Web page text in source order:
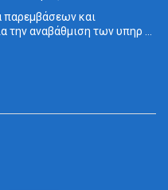
παρεμβάσεων και
την αναβάθμιση των υπηρ ...